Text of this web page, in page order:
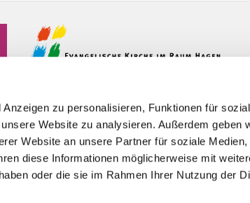
zu personalisieren, Funktionen für
Website zu analysieren. Außerdem geben
Website an unsere Partner für soziale Medien,
diese Informationen möglicherweise mit
oder die sie im Rahmen Ihrer Nutzung der